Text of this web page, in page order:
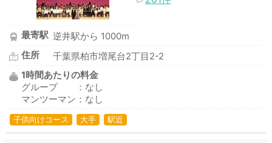
最寄駅 逆井駅から 1000m
住所
千葉県柏市増尾台2丁目2-2
1時間あたりの料金
グループ ：なし
マンツーマン：なし
子供向けコース 大手 駅近